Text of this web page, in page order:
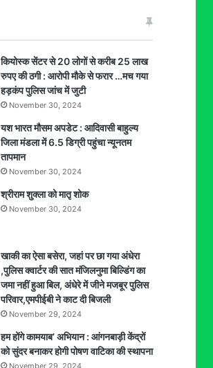
कियोस्क सेंटर से 20 लोगों से करीब 25 लाख
रुपए की ठगी : आरोपी मौके से फरार …मच गया
हड़कंप पुलिस जांच में जुटी
November 30, 2024
यश भारत मौसम अपडेट : आदिवासी बाहुल्य
जिला मंडला में 6.5 डिग्री पहुंचा न्यूनतम
तापमान
November 30, 2024
श्रीराम शुक्ला को मातृ शोक
November 30, 2024
खाकी का ऐसा बसेरा, जहां पर छा गया अंधेरा
,पुलिस क्वार्टर की सात मंजिलनुमा बिल्डिंग का
जमा नहीं हुआ बिल, अंधेरे में जीने मजबूर पुलिस
परिवार,एमपीईबी ने काट दी बिजली
November 29, 2024
हम होंगे कामयाब’ अभियान : आंगनबाड़ी केंद्रों
को सुंदर बनाकर होगी पोषण वाटिका की स्थापना
November 29, 2024